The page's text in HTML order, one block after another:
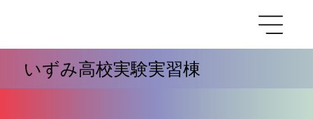
いずみ高校実験実習棟